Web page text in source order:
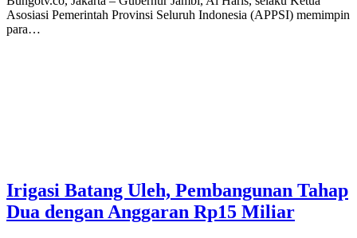
Asosiasi Pemerintah Provinsi Seluruh Indonesia (APPSI) memimpin
para…
Irigasi Batang Uleh, Pembangunan Tahap
Dua dengan Anggaran Rp15 Miliar